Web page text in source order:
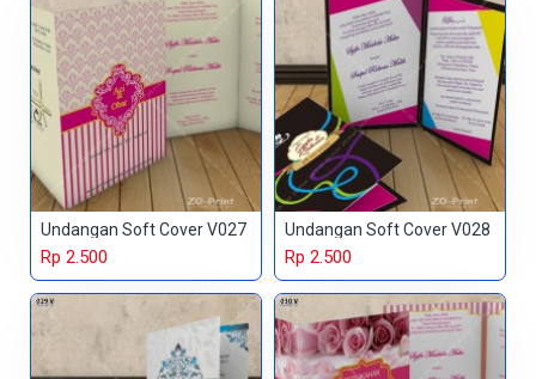
Undangan Soft Cover V027
Rp 2.500
Undangan Soft Cover V028
Rp 2.500